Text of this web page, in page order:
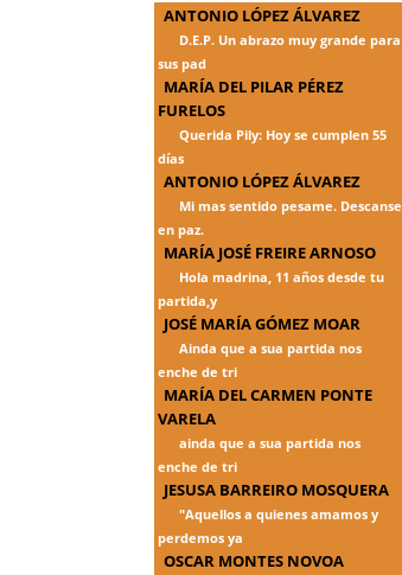
ANTONIO LÓPEZ ÁLVAREZ
D.E.P. Un abrazo muy grande para
sus pad
MARÍA DEL PILAR PÉREZ
FURELOS
Querida Pily: Hoy se cumplen 55
días
ANTONIO LÓPEZ ÁLVAREZ
Mi mas sentido pesame. Descanse
en paz.
MARÍA JOSÉ FREIRE ARNOSO
Hola madrina, 11 años desde tu
partida,y
JOSÉ MARÍA GÓMEZ MOAR
Ainda que a sua partida nos
enche de tri
MARÍA DEL CARMEN PONTE
VARELA
ainda que a sua partida nos
enche de tri
JESUSA BARREIRO MOSQUERA
"Aquellos a quienes amamos y
perdemos ya
OSCAR MONTES NOVOA